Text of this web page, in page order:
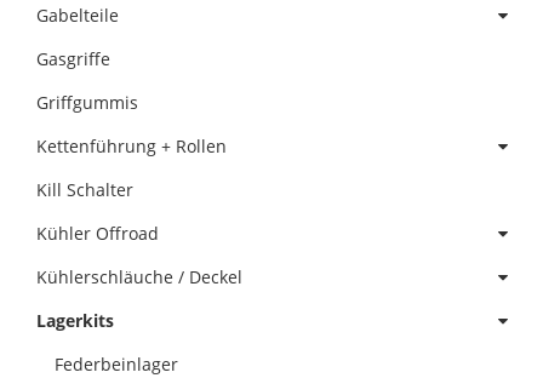
Gabelteile
Gasgriffe
Griffgummis
Kettenführung + Rollen
Kill Schalter
Kühler Offroad
Kühlerschläuche / Deckel
Lagerkits
Federbeinlager